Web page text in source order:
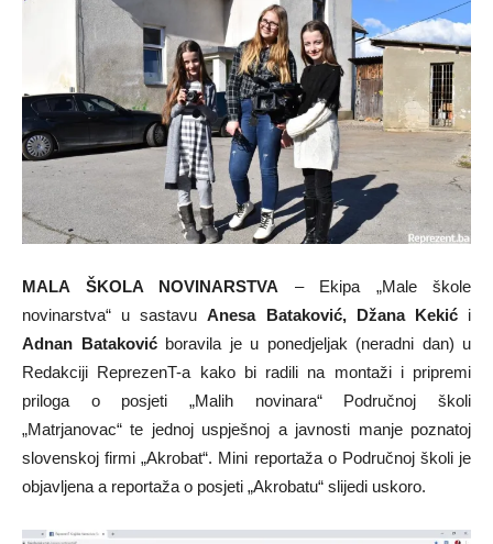
MALA ŠKOLA NOVINARSTVA – Ekipa „Male škole
novinarstva“ u sastavuAnesa Bataković, Džana Kekići
Adnan Batakovićboravila je u ponedjeljak (neradni dan) u
Redakciji ReprezenT-a kako bi radili na montaži i pripremi
priloga o posjeti „Malih novinara“ Područnoj školi
„Matrjanovac“ te jednoj uspješnoj a javnosti manje poznatoj
slovenskoj firmi „Akrobat“. Mini reportaža o Područnoj školi je
objavljena a reportaža o posjeti „Akrobatu“ slijedi uskoro.